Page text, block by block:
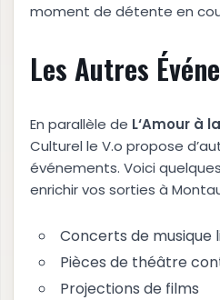
moment de détente en
Les Autres
En parallèle de L‘Amour à la
Culturel le V.o propose
événements. Voici
enrichir vos sorties à
Concerts de musique
Pièces de théâtre
Projections de films